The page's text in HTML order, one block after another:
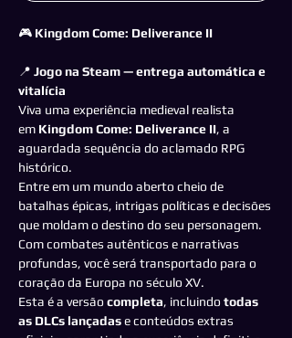
🎮 Kingdom Come: Deliverance II
📍 Jogo na Steam — entrega automática e
vitalícia
Viva uma experiência medieval realista
em Kingdom Come: Deliverance II, a
aguardada sequência do aclamado RPG
histórico.
Entre em um mundo aberto cheio de
batalhas épicas, intrigas políticas e decisões
que moldam o destino do seu personagem.
Com combates autênticos e narrativas
profundas, você será transportado para o
coração da Europa no século XV.
Esta é a versão completa, incluindo todas
as DLCs lançadase conteúdos extras